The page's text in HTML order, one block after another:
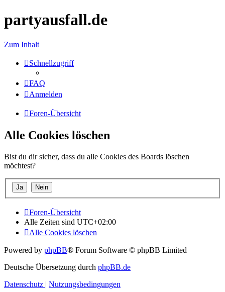
partyausfall.de
Zum Inhalt
Schnellzugriff
FAQ
Anmelden
Foren-Übersicht
Alle Cookies löschen
Bist du dir sicher, dass du alle Cookies des Boards löschen
möchtest?
Foren-Übersicht
Alle Zeiten sind UTC+02:00
Alle Cookies löschen
Powered by phpBB® Forum Software © phpBB Limited
Deutsche Übersetzung durch phpBB.de
Datenschutz | Nutzungsbedingungen